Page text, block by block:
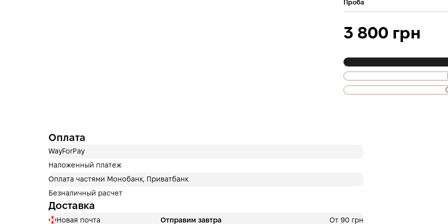
Проба
3 800 грн
Также доступна
Оплата
WayForPay
Наложенный платеж
Оплата частями Монобанк, Приватбанк
Безналичный расчет
Доставка
Новая почта Отправим завтра От 90 грн